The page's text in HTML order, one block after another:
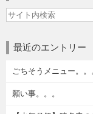
最近のエントリー
ごちそうメニュー。。
願い事。。。